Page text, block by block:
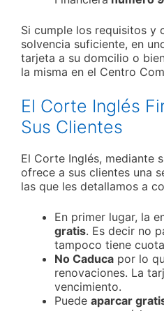
Si cumple los requisitos y
solvencia suficiente, en
tarjeta a su domcilio o
la misma en el Centro
El Corte Inglés
Sus Clientes
El Corte Inglés, mediante
ofrece a sus clientes una
las que les detallamos a
En primer lugar, la
gratis. Es decir no
tampoco tiene
No Caduca por lo
renovaciones. La
vencimiento.
Puede aparcar